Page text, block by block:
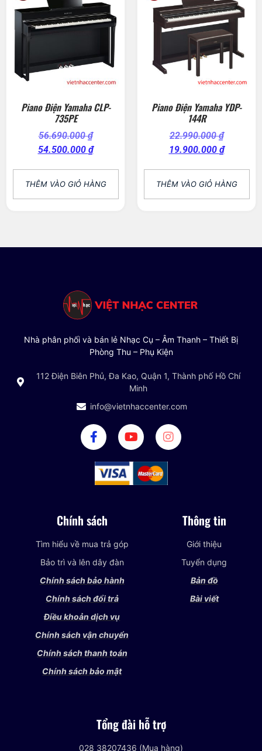
Piano Điện Yamaha CLP-
735PE
56.690.000₫
54.500.000 ₫
THÊM VÀO GIỎ HÀNG
Piano Điện Yamaha YDP-
144R
22.990.000₫
19.900.000 ₫
THÊM VÀO GIỎ HÀNG
Nhà phân phối và bán lẻ Nhạc Cụ – Âm Thanh – Thiết Bị
Phòng Thu – Phụ Kiện
112 Điện Biên Phủ, Đa Kao, Quận 1, Thành phố Hồ Chí
Minh
info@vietnhaccenter.com
Chính sách
Tìm hiểu về mua trả góp
Bảo trì và lên dây đàn
Chính sách bảo hành
Chính sách đổi trả
Điều khoản dịch vụ
Chính sách vận chuyển
Chính sách thanh toán
Chính sách bảo mật
Thông tin
Giới thiệu
Tuyển dụng
Bản đồ
Bài viết
Tổng đài hỗ trợ
028 38207436 (Mua hàng)